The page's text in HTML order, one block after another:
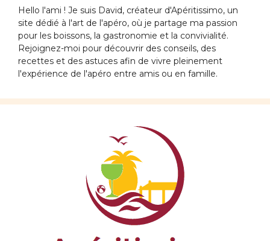
Hello l'ami ! Je suis David, créateur d'Apéritissimo, un
site dédié à l'art de l'apéro, où je partage ma passion
pour les boissons, la gastronomie et la convivialité.
Rejoignez-moi pour découvrir des conseils, des
recettes et des astuces afin de vivre pleinement
l'expérience de l'apéro entre amis ou en famille.